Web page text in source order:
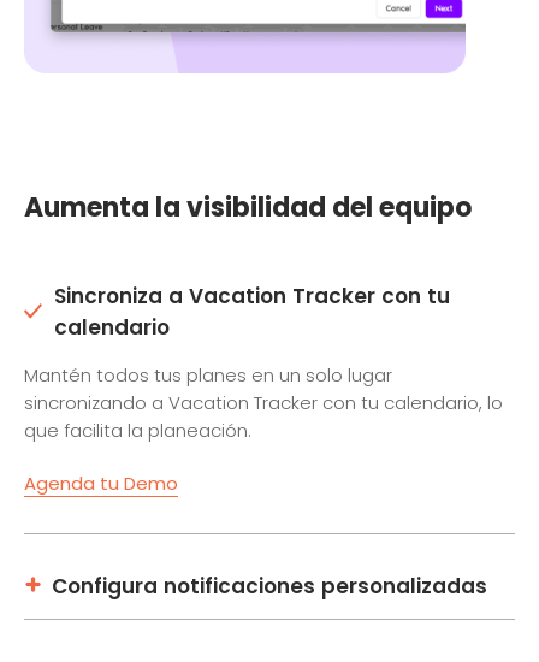
Aumenta la visibilidad del equipo
Sincroniza a Vacation Tracker con tu
calendario
Mantén todos tus planes en un solo lugar
sincronizando a Vacation Tracker con tu calendario, lo
que facilita la planeación.
Agenda tu Demo
Configura notificaciones personalizadas